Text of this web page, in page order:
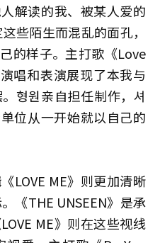
解读的我、被某人爱的
些陌生而混乱的面孔，
的样子。主打歌《Love
唱和表演展现了本我与
형원亲自担任制作，셔
位从一开始就以自己的
LOVE ME》则更加清晰
《THE UNSEEN》是承
ME》则在这些视线